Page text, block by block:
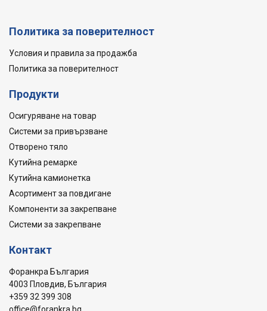
Политика за поверителност
Условия и правила за продажба
Политика за поверителност
Продукти
Осигуряване на товар
Системи за привързване
Отворено тяло
Кутийна ремарке
Кутийна камионетка
Асортимент за повдигане
Компоненти за закрепване
Системи за закрепване
Контакт
Форанкра България
4003 Пловдив, България
+359 32 399 308